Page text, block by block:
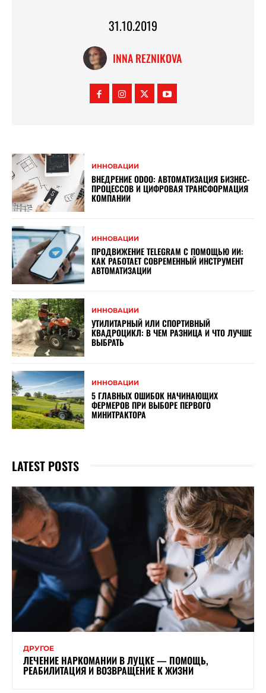
31.10.2019
INNA REZNIKOVA
ИННОВАЦИИ
ВНЕДРЕНИЕ ODOO: АВТОМАТИЗАЦИЯ БИЗНЕС-
ПРОЦЕССОВ И ЦИФРОВАЯ ТРАНСФОРМАЦИЯ
КОМПАНИИ
ИННОВАЦИИ
ПРОДВИЖЕНИЕ TELEGRAM С ПОМОЩЬЮ ИИ:
КАК РАБОТАЕТ СОВРЕМЕННЫЙ ИНСТРУМЕНТ
АВТОМАТИЗАЦИИ
ИННОВАЦИИ
УТИЛИТАРНЫЙ ИЛИ СПОРТИВНЫЙ
КВАДРОЦИКЛ: В ЧЕМ РАЗНИЦА И ЧТО ЛУЧШЕ
ВЫБРАТЬ
ИННОВАЦИИ
5 ГЛАВНЫХ ОШИБОК НАЧИНАЮЩИХ
ФЕРМЕРОВ ПРИ ВЫБОРЕ ПЕРВОГО
МИНИТРАКТОРА
LATEST POSTS
ДРУГОЕ
ЛЕЧЕНИЕ НАРКОМАНИИ В ЛУЦКЕ — ПОМОЩЬ,
РЕАБИЛИТАЦИЯ И ВОЗВРАЩЕНИЕ К ЖИЗНИ